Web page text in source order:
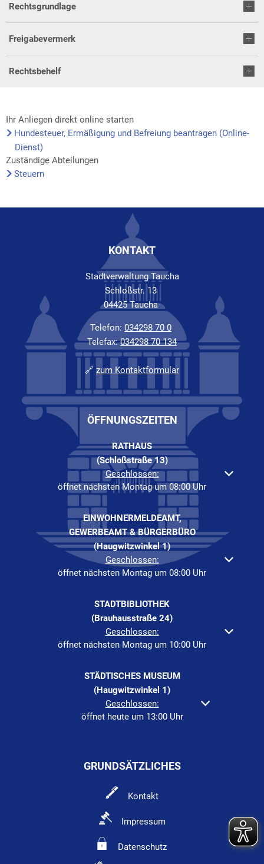
Rechtsgrundlage
Freigabevermerk
Rechtsbehelf
Ihr Anliegen direkt online starten
Hundesteuer, Ermäßigung und Befreiung beantragen (Online-
Dienst)
Zuständige Abteilungen
Steuern
KONTAKT
Stadtverwaltung Taucha
Schloßstr. 13
04425 Taucha
Telefon: 034298 70 0
Telefax:034298 70 134
🔗 zum Kontaktformular
ÖFFNUNGSZEITEN
RATHAUS
(Schloßstraße 13)
Klicken, um weitere Öffnungs- oder Schließzeiten
Geschlossen:
öffnet nächsten Montag um 08:00 Uhr
EINWOHNERMELDEAMT,
GEWERBEAMT & BÜRGERBÜRO
(Haugwitzwinkel 1)
Klicken, um weitere Öffnungs- oder Schließzeiten
Geschlossen:
öffnet nächsten Montag um 08:00 Uhr
STADTBIBLIOTHEK
(Brauhausstraße 24)
Klicken, um weitere Öffnungs- oder Schließzeiten
Geschlossen:
öffnet nächsten Montag um 10:00 Uhr
STÄDTISCHES MUSEUM
(Haugwitzwinkel 1)
Klicken, um weitere Öffnungs- oder Schließzeiten
Geschlossen:
öffnet heute um 13:00 Uhr
GRUNDSÄTZLICHES
Kontakt
Impressum
Datenschutz